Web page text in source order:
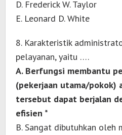
D. Frederick W. Taylor
E. Leonard D. White
8. Karakteristik
pelayanan, yaitu ….
A. Berfungsi membantu
(pekerjaan utama/pokok)
tersebut dapat berjalan
efisien *
B. Sangat dibutuhkan oleh